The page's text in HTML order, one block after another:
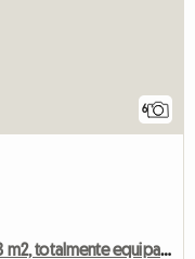
6
Habitación grande y tranquila, 18 m2, totalmente equipada.